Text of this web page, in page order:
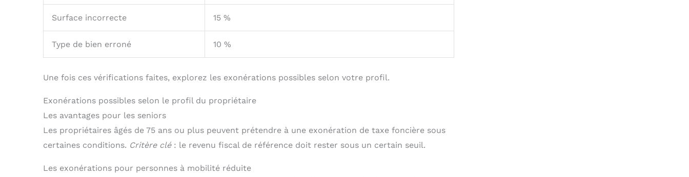
Surface incorrecte 15 %
Type de bien erroné 10 %
Une fois ces vérifications faites, explorez les exonérations possibles selon votre profil.
Exonérations possibles selon le profil du propriétaire
Les avantages pour les seniors
Les propriétaires âgés de 75 ans ou plus peuvent prétendre à une exonération de taxe foncière sous
certaines conditions. Critère clé: le revenu fiscal de référence doit rester sous un certain seuil.
Les exonérations pour personnes à mobilité réduite